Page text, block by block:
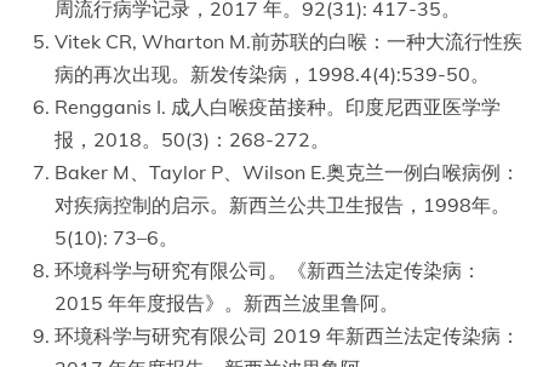
周流行病学记录，2017 年。92(31): 417-35。
Vitek CR, Wharton M.前苏联的白喉：一种大流行性疾
病的再次出现。新发传染病，1998.4(4):539-50。
Rengganis I. 成人白喉疫苗接种。印度尼西亚医学学
报，2018。50(3)：268-272。
Baker M、Taylor P、Wilson E.奥克兰一例白喉病例：
对疾病控制的启示。新西兰公共卫生报告，1998年。
5(10): 73–6。
环境科学与研究有限公司。《新西兰法定传染病：
2015 年年度报告》。新西兰波里鲁阿。
环境科学与研究有限公司 2019 年新西兰法定传染病：